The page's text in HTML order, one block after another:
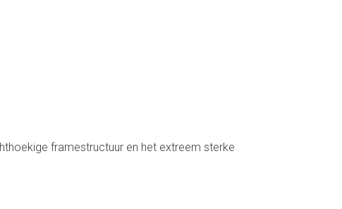
framestructuur en het extreem sterke